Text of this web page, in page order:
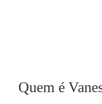
Quem é